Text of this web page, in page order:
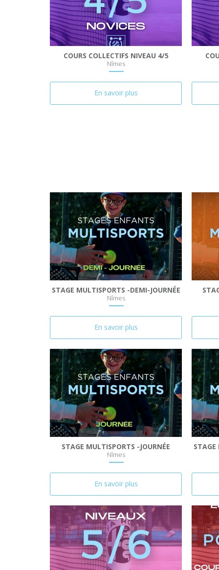
COURS COLLECTIFS NIVEAU 4/5
Nîmes
En savoir plus
STAGE MULTISPORTS -DEMI-JOURNÉE
Nîmes
En savoir plus
STAGE MULTISPORTS -JOURNÉE
Nîmes
En savoir plus
STAGE